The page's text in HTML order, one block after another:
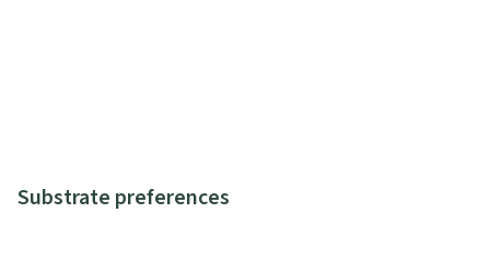
Substrate preferences